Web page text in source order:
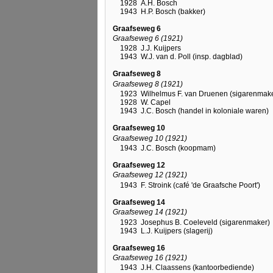
1928 A.H. Bosch
1943 H.P. Bosch (bakker)
Graafseweg 6
Graafseweg 6 (1921)
1928 J.J. Kuijpers
1943 W.J. van d. Poll (insp. dagblad)
Graafseweg 8
Graafseweg 8 (1921)
1923 Wilhelmus F. van Druenen
1928 W. Capel
1943 J.C. Bosch (handel in koloniale waren)
Graafseweg 10
Graafseweg 10 (1921)
1943 J.C. Bosch (koopmam)
Graafseweg 12
Graafseweg 12 (1921)
1943 F. Stroink (café 'de Graafsche Poort')
Graafseweg 14
Graafseweg 14 (1921)
1923 Josephus B. Coeleveld (sigarenmaker)
1943 L.J. Kuijpers (slagerij)
Graafseweg 16
Graafseweg 16 (1921)
1943 J.H. Claassens (kantoorbediende)